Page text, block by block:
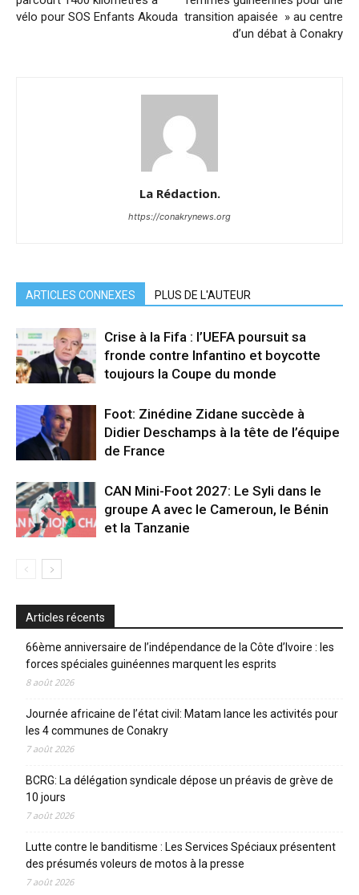
vélo pour SOS Enfants Akouda transition apaisée » au centre
d’un débat à Conakry
La Rédaction.
https://conakrynews.org
ARTICLES CONNEXES PLUS DE L'AUTEUR
Crise à la Fifa : l’UEFA poursuit sa
fronde contre Infantino et boycotte
toujours la Coupe du monde
Foot: Zinédine Zidane succède à
Didier Deschamps à la tête de l’équipe
de France
CAN Mini-Foot 2027: Le Syli dans le
groupe A avec le Cameroun, le Bénin
et la Tanzanie
Articles récents
66ème anniversaire de l’indépendance de la Côte d’Ivoire : les
forces spéciales guinéennes marquent les esprits
8 août 2026
Journée africaine de l’état civil: Matam lance les activités pour
les 4 communes de Conakry
7 août 2026
BCRG: La délégation syndicale dépose un préavis de grève de
10 jours
7 août 2026
Lutte contre le banditisme : Les Services Spéciaux présentent
des présumés voleurs de motos à la presse
7 août 2026